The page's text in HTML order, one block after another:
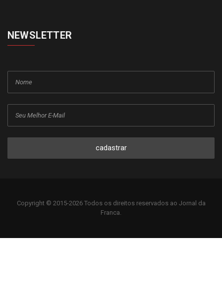
NEWSLETTER
cadastrar
Copyright © 2015-2026 Todos os direitos reservados ao Jornal da
Franca.